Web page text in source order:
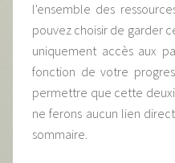
l'ensemble des
pouvez choisir de garder
uniquement accès aux
fonction de votre
permettre que cette
ne ferons aucun lien
sommaire.